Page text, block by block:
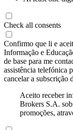
Check all consents
Confirmo que li e
Informação e
de base para me
assistência telefónica
cancelar a subscrição
Aceito receber
Brokers S.A.
promoções,